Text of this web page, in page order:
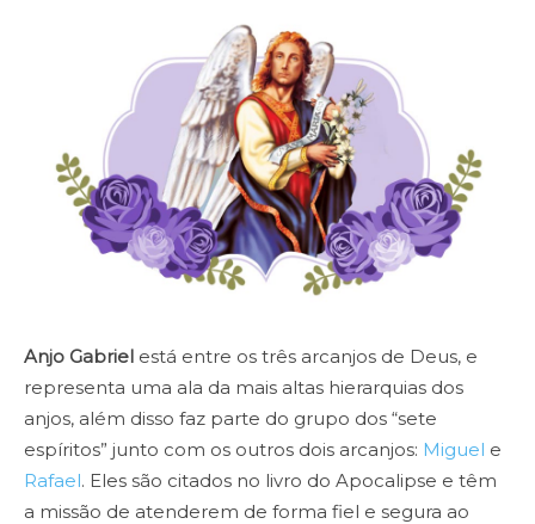
Anjo Gabriel está entre os três arcanjos de Deus, e
representa uma ala da mais altas hierarquias dos
anjos, além disso faz parte do grupo dos “sete
espíritos” junto com os outros dois arcanjos: Miguel e
Rafael. Eles são citados no livro do Apocalipse e têm
a missão de atenderem de forma fiel e segura ao